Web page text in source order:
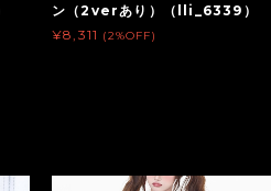
ン（2verあり）（lli_6339）
¥8,311 (2%OFF)